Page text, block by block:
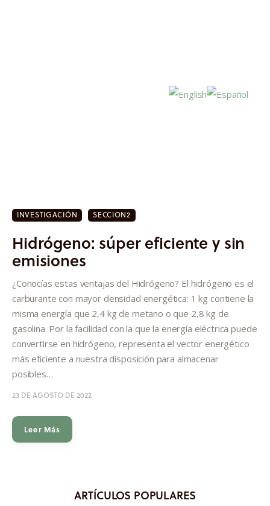
Investigación
Proyectos
Informes
Quiénes somos
INVESTIGACIÓN SECCION2
Hidrógeno: súper eficiente y sin
emisiones
¿Conocías estas ventajas del Hidrógeno? El hidrógeno es el
carburante con mayor densidad energética: 1 kg contiene la
misma energía que 2,4 kg de metano o que 2,8 kg de
gasolina. Por la facilidad con la que la energía eléctrica puede
convertirse en hidrógeno, representa el vector energético
más eficiente a nuestra disposición para almacenar
posibles…
23 DE AGOSTO DE 2022
Leer Más
ARTÍCULOS POPULARES